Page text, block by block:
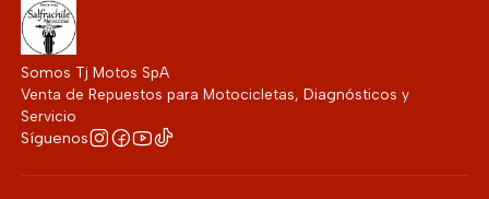
Somos Tj Motos SpA
Venta de Repuestos para Motocicletas, Diagnósticos y
Servicio
Síguenos